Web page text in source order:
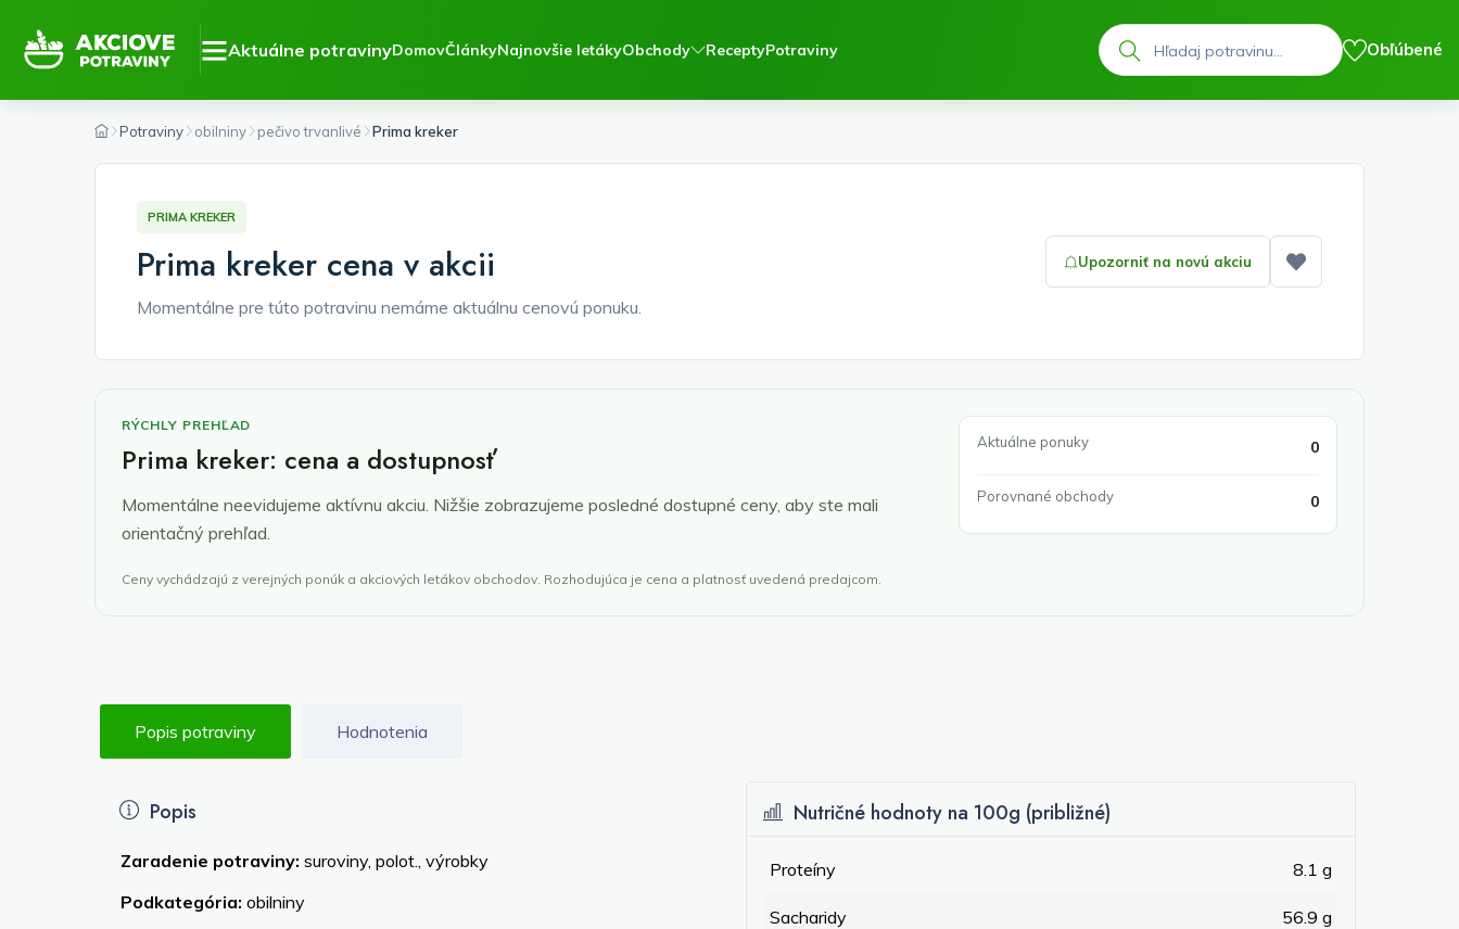
Aktuálne potravinyDomovČlánkyNajnovšie letákyObchody ReceptyPotraviny
Hľadať
Obľúbené
Potraviny obilniny pečivo trvanlivé Prima kreker
PRIMA KREKER
Prima kreker cena v akcii
Momentálne pre túto potravinu nemáme aktuálnu cenovú ponuku.
Upozorniť na novú akciu
Pridať medzi
RÝCHLY PREHĽAD
Prima kreker: cena a dostupnosť
Momentálne neevidujeme aktívnu akciu. Nižšie zobrazujeme posledné dostupné ceny, aby ste mali
orientačný prehľad.
Aktuálne ponuky 0
Porovnané obchody 0
Ceny vychádzajú z verejných ponúk a akciových letákov obchodov. Rozhodujúca je cena a platnosť uvedená predajcom.
Popis potraviny Hodnotenia
Popis
Zaradenie potraviny: suroviny, polot., výrobky
Podkategória: obilniny
Nutričné hodnoty na 100g (približné)
Proteíny 8.1 g
Sacharidy 56.9 g